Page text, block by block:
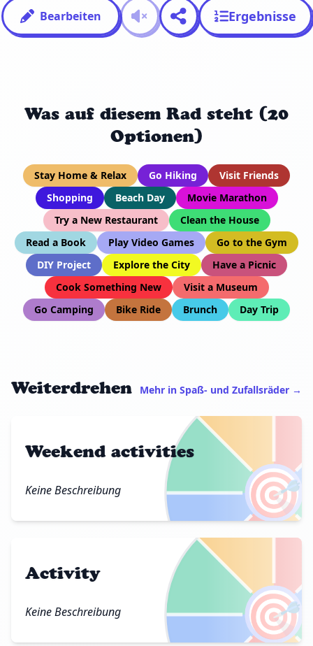
Bearbeiten Ergebnisse
Was auf diesem Rad steht (20
Optionen)
Stay Home & Relax Go Hiking
Visit Friends
Shopping
Beach Day
Movie Marathon
Try a New Restaurant
Clean the House
Read a Book
Play Video Games
Go to the Gym
DIY Project
Explore the City
Have a Picnic
Cook Something New
Visit a Museum
Go Camping
Bike Ride Brunch Day Trip
Weiterdrehen Mehr in Spaß- und Zufallsräder →
🎯
Weekend activities
Keine Beschreibung
🎯
Activity
Keine Beschreibung